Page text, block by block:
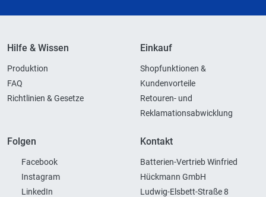
Hilfe & Wissen
Produktion
FAQ
Richtlinien & Gesetze
Einkauf
Shopfunktionen &
Kundenvorteile
Retouren- und
Reklamationsabwicklung
Folgen
Facebook
Instagram
LinkedIn
Kontakt
Batterien-Vertrieb Winfried
Hückmann GmbH
Ludwig-Elsbett-Straße 8